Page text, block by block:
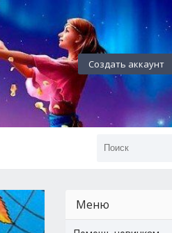
Создать аккаунт
Меню